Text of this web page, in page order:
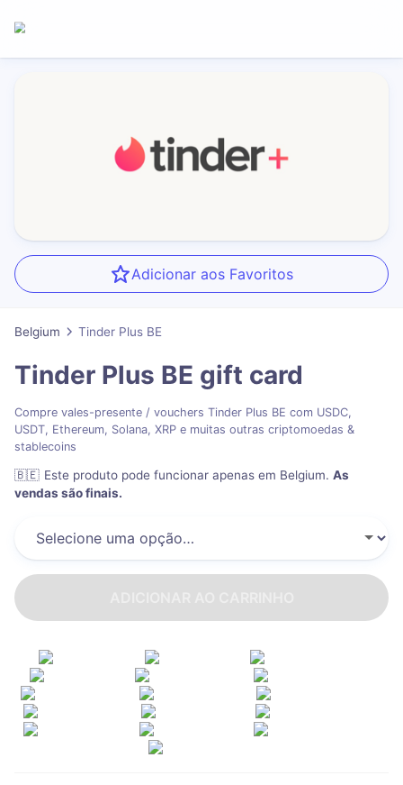
Adicionar aos Favoritos
Belgium Tinder Plus BE
Tinder Plus BE gift card
Compre vales-presente / vouchers Tinder Plus BE com USDC,
USDT, Ethereum, Solana, XRP e muitas outras criptomoedas &
stablecoins
🇧🇪 Este produto pode funcionar apenas em Belgium. As
vendas são finais.